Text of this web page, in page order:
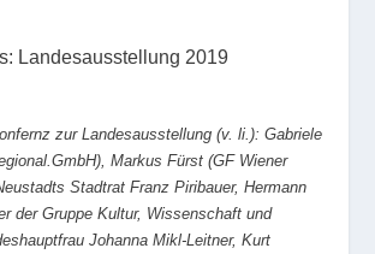
zur Landesausstellung (v. li.): Gabriele
Markus Fürst (GF Wiener
Stadtrat Franz Piribauer, Hermann
der Gruppe Kultur, Wissenschaft und
Johanna Mikl-Leitner, Kurt